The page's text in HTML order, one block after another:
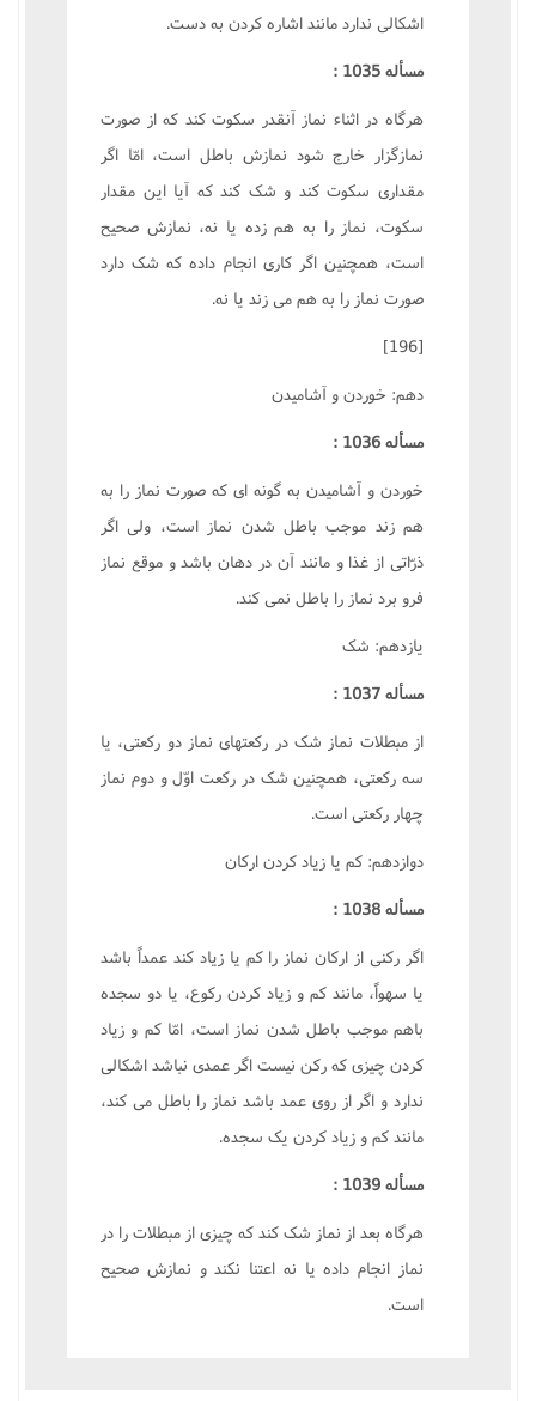
اشکالى ندارد مانند اشاره کردن به دست.
مسأله 1035 :
هرگاه در اثناء نماز آنقدر سکوت کند که از صورت
نمازگزار خارج شود نمازش باطل است، امّا اگر
مقدارى سکوت کند و شک کند که آيا اين مقدار
سکوت، نماز را به هم زده يا نه، نمازش صحيح
است، همچنين اگر کارى انجام داده که شک دارد
صورت نماز را به هم مى زند يا نه.
[196]
دهم: خوردن و آشاميدن
مسأله 1036 :
خوردن و آشاميدن به گونه اى که صورت نماز را به
هم زند موجب باطل شدن نماز است، ولى اگر
ذرّاتى از غذا و مانند آن در دهان باشد و موقع نماز
فرو برد نماز را باطل نمى کند.
يازدهم: شک
مسأله 1037 :
از مبطلات نماز شک در رکعتهاى نماز دو رکعتى، يا
سه رکعتى، همچنين شک در رکعت اوّل و دوم نماز
چهار رکعتى است.
دوازدهم: کم يا زياد کردن ارکان
مسأله 1038 :
اگر رکنى از ارکان نماز را کم يا زياد کند عمداً باشد
يا سهواً، مانند کم و زياد کردن رکوع، يا دو سجده
باهم موجب باطل شدن نماز است، امّا کم و زياد
کردن چيزى که رکن نيست اگر عمدى نباشد اشکالى
ندارد و اگر از روى عمد باشد نماز را باطل مى کند،
مانند کم و زياد کردن يک سجده.
مسأله 1039 :
هرگاه بعد از نماز شک کند که چيزى از مبطلات را در
نماز انجام داده يا نه اعتنا نکند و نمازش صحيح
است.